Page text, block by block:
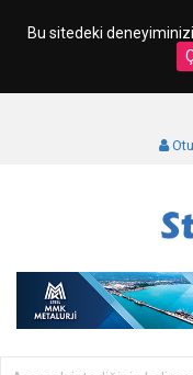
Bu sitedeki